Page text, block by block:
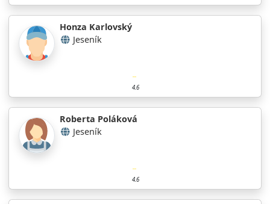
Honza Karlovský
Jeseník
4.6
Roberta Poláková
Jeseník
4.6